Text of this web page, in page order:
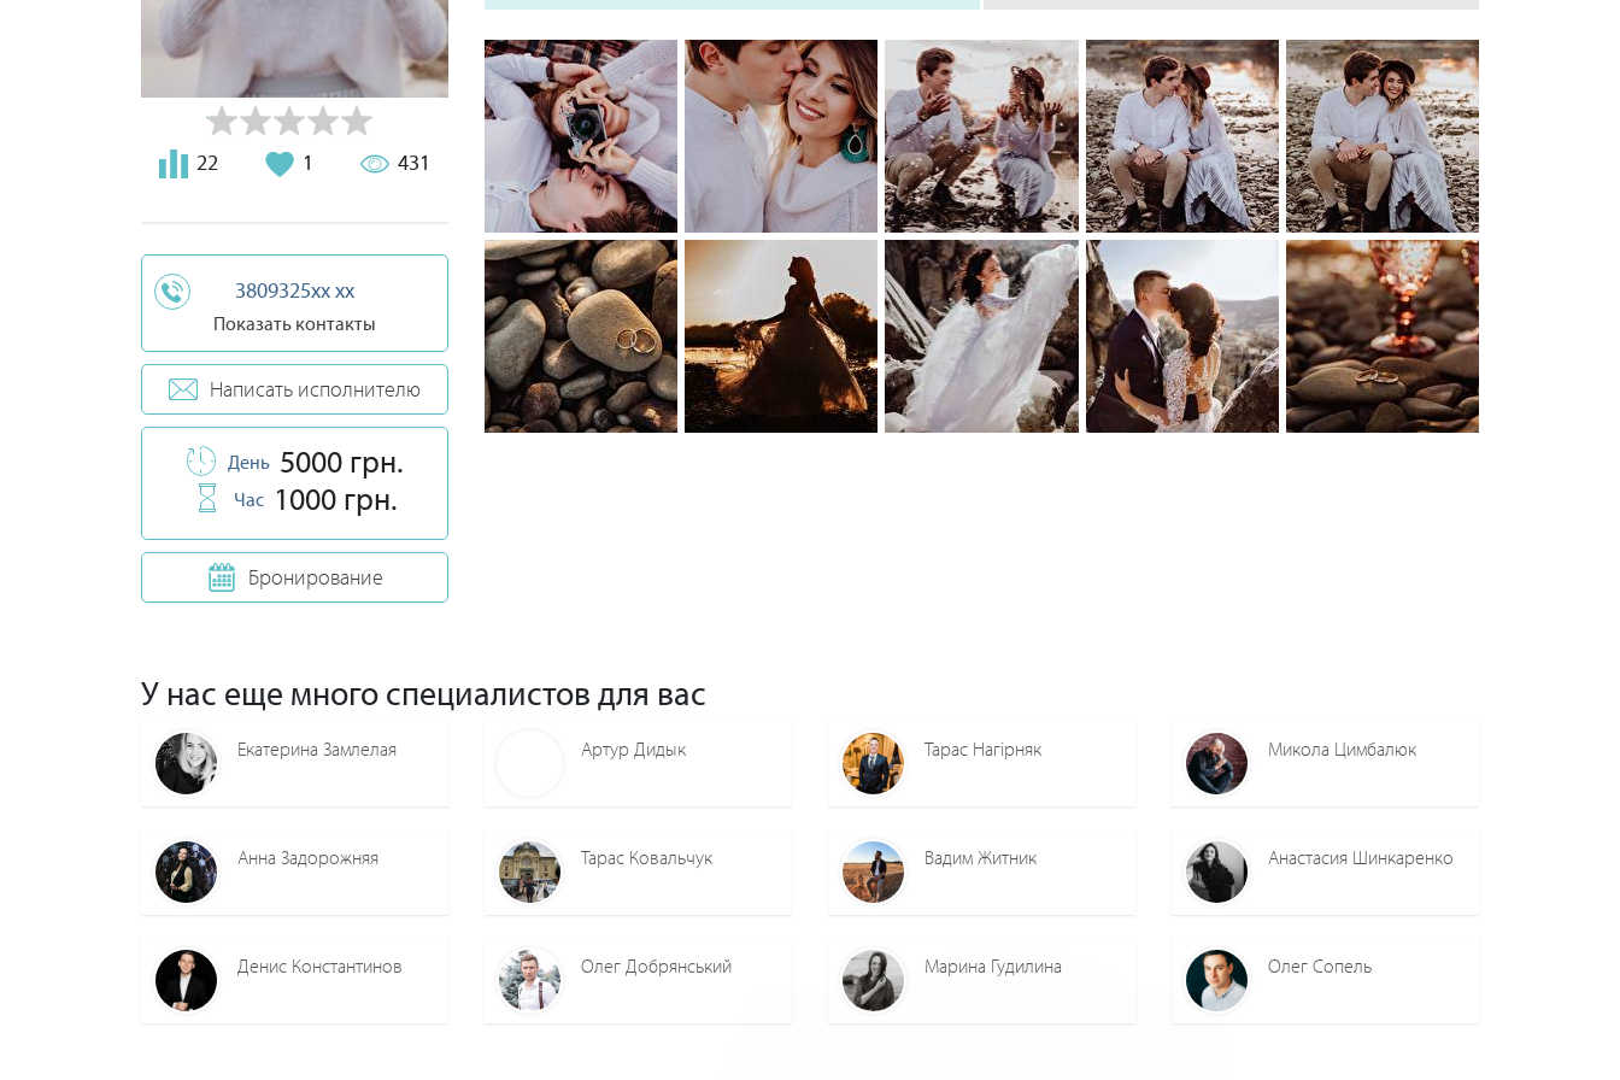
22 1 431
3809325xx xx
Показать контакты
Написать исполнителю
День 5000 грн.
Час 1000 грн.
Бронирование
1 0 1 0 0 0
У нас еще много специалистов для вас
Екатерина Замлелая Артур Дидык Тарас Нагірняк Микола Цимбалюк
Анна Задорожняя Тарас Ковальчук Вадим Житник Анастасия Шинкаренко
Денис Константинов Олег Добрянський Марина Гудилина Олег Cопель